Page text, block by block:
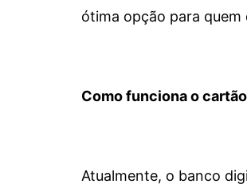
ótima opção para
Como funciona o
Atualmente, o banco